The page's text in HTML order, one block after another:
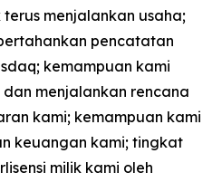
menjalankan usaha;
pencatatan
kemampuan kami
menjalankan rencana
kami; kemampuan kami
keuangan kami; tingkat
milik kami oleh